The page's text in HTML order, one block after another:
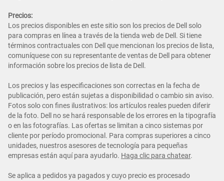
Precios:
Los precios disponibles en este sitio son los precios de Dell solo
para compras en línea a través de la tienda web de Dell. Si tiene
términos contractuales con Dell que mencionan los precios de lista,
comuníquese con su representante de ventas de Dell para obtener
información sobre los precios de lista de Dell.
Los precios y las especificaciones son correctas en la fecha de
publicación, pero están sujetas a disponibilidad o cambio sin aviso.
Fotos solo con fines ilustrativos: los artículos reales pueden diferir
de la foto. Dell no se hará responsable de los errores en la tipografía
o en las fotografías. Las ofertas se limitan a cinco sistemas por
cliente por período promocional. Para compras superiores a cinco
unidades, nuestros asesores de tecnología para pequeñas
empresas están aquí para ayudarlo. Haga clic para chatear.
Se aplica a pedidos ya pagados y cuyo precio es procesado